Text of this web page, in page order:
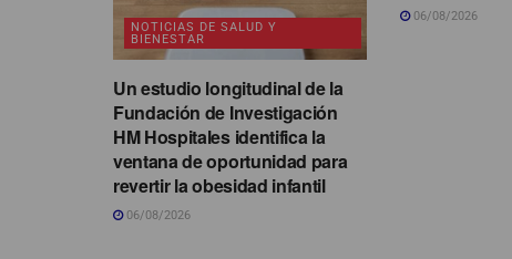
NOTICIAS DE SALUD Y
BIENESTAR
Un estudio longitudinal de la
Fundación de Investigación
HM Hospitales identifica la
ventana de oportunidad para
revertir la obesidad infantil
06/08/2026
06/08/2026